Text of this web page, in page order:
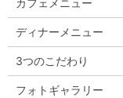
カフェメニュー
ディナーメニュー
3つのこだわり
フォトギャラリー